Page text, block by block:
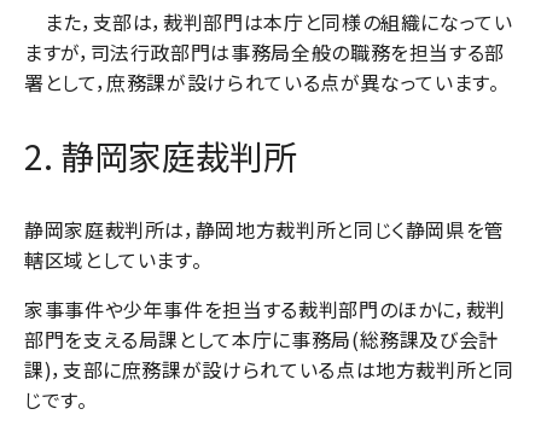
また，支部は，裁判部門は本庁と同様の組織になってい
ますが，司法行政部門は事務局全般の職務を担当する部
署として，庶務課が設けられている点が異なっています。
2. 静岡家庭裁判所
静岡家庭裁判所は，静岡地方裁判所と同じく静岡県を管
轄区域としています。
家事事件や少年事件を担当する裁判部門のほかに，裁判
部門を支える局課として本庁に事務局(総務課及び会計
課)，支部に庶務課が設けられている点は地方裁判所と同
じです。